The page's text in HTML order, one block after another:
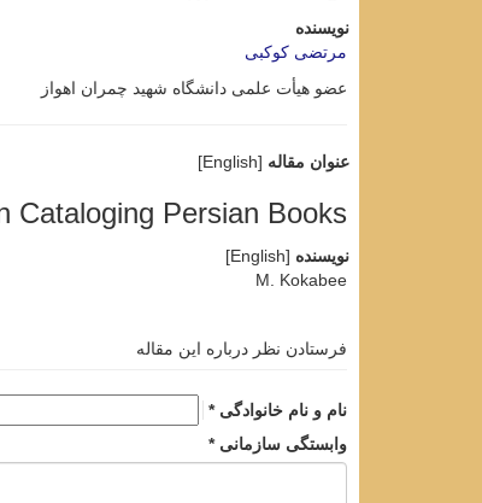
نویسنده
مرتضی کوکبی
عضو هیأت علمی دانشگاه شهید چمران اهواز
عنوان مقاله [English]
Cataloging Persian Books
نویسنده [English]
M. Kokabee
فرستادن نظر درباره این مقاله
نام و نام خانوادگی *
وابستگی سازمانی *